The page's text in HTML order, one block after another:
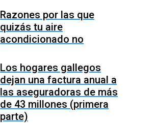
Razones por las que
quizás tu aire
acondicionado no
Los hogares gallegos
dejan una factura anual a
las aseguradoras de más
de 43 millones (primera
parte)